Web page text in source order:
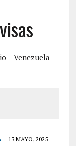
Venezuela
13 MAYO, 2025